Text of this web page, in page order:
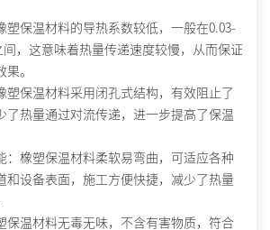
塑保温材料的导热系数较低，一般在0.03-
间，这意味着热量传递速度较慢，从而保证
果。
塑保温材料采用闭孔式结构，有效阻止了
了热量通过对流传递，进一步提高了保温
：橡塑保温材料柔软易弯曲，可适应各种
和设备表面，施工方便快捷，减少了热量
保温材料无毒无味，不含有害物质，符合